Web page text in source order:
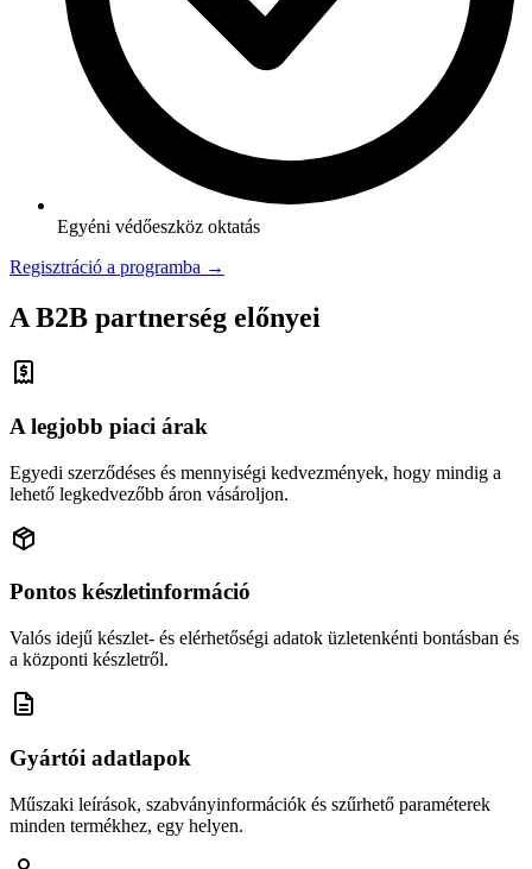
Egyéni védőeszköz oktatás
Regisztráció a programba →
A B2B partnerség előnyei
A legjobb piaci árak
Egyedi szerződéses és mennyiségi kedvezmények, hogy mindig a
lehető legkedvezőbb áron vásároljon.
Pontos készletinformáció
Valós idejű készlet- és elérhetőségi adatok üzletenkénti bontásban és
a központi készletről.
Gyártói adatlapok
Műszaki leírások, szabványinformációk és szűrhető paraméterek
minden termékhez, egy helyen.